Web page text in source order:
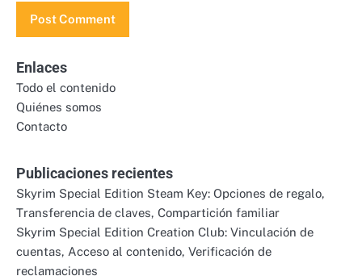
Enlaces
Todo el contenido
Quiénes somos
Contacto
Publicaciones recientes
Skyrim Special Edition Steam Key: Opciones de regalo,
Transferencia de claves, Compartición familiar
Skyrim Special Edition Creation Club: Vinculación de
cuentas, Acceso al contenido, Verificación de
reclamaciones